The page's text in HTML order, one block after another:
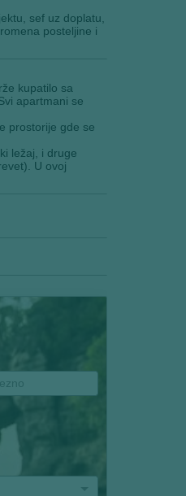
sef uz doplatu,
posteljine i
kupatilo sa
apartmani se
prostorije gde se
ležaj, i druge
U ovoj